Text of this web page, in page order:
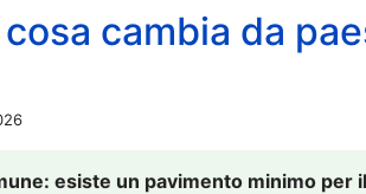
cambia da
esiste un pavimento minimo per il